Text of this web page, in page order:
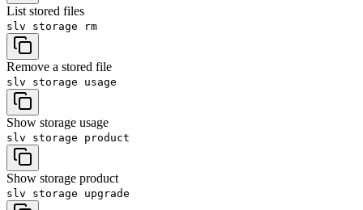
List stored files
slv storage rm
Remove a stored file
slv storage usage
Show storage usage
slv storage product
Show storage product
slv storage upgrade